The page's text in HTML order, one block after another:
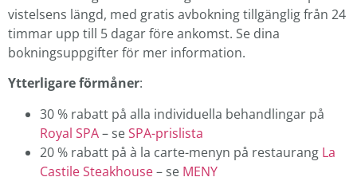
vistelsens längd, med gratis avbokning tillgänglig från 24
timmar upp till 5 dagar före ankomst. Se dina
bokningsuppgifter för mer information.
Ytterligare förmåner:
30 % rabatt på alla individuella behandlingar på
Royal SPA– seSPA-prislista
20 % rabatt på à la carte-menyn på restaurang La
Castile Steakhouse– se MENY